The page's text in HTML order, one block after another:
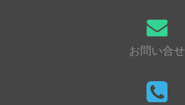
お問い合せ